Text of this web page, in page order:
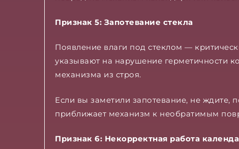
Признак 5: Запотевание стекла
Появление влаги под стеклом —
указывают на нарушение герметичности
механизма из строя.
Если вы заметили запотевание, не
приближает механизм к необратимым
Признак 6: Некорректная работа